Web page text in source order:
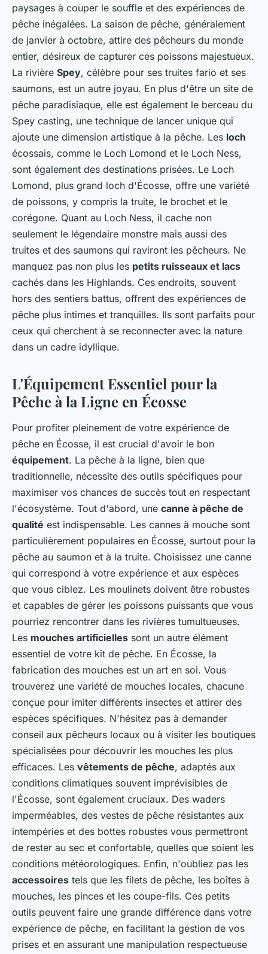
paysages à couper le souffle et des expériences de
pêche inégalées. La saison de pêche, généralement
de janvier à octobre, attire des pêcheurs du monde
entier, désireux de capturer ces poissons majestueux.
La rivière Spey, célèbre pour ses truites fario et ses
saumons, est un autre joyau. En plus d'être un site de
pêche paradisiaque, elle est également le berceau du
Spey casting, une technique de lancer unique qui
ajoute une dimension artistique à la pêche. Les loch
écossais, comme le Loch Lomond et le Loch Ness,
sont également des destinations prisées. Le Loch
Lomond, plus grand loch d'Écosse, offre une variété
de poissons, y compris la truite, le brochet et le
corégone. Quant au Loch Ness, il cache non
seulement le légendaire monstre mais aussi des
truites et des saumons qui raviront les pêcheurs. Ne
manquez pas non plus les petits ruisseaux et lacs
cachés dans les Highlands. Ces endroits, souvent
hors des sentiers battus, offrent des expériences de
pêche plus intimes et tranquilles. Ils sont parfaits pour
ceux qui cherchent à se reconnecter avec la nature
dans un cadre idyllique.
L'Équipement Essentiel pour la
Pêche à la Ligne en Écosse
Pour profiter pleinement de votre expérience de
pêche en Écosse, il est crucial d'avoir le bon
équipement. La pêche à la ligne, bien que
traditionnelle, nécessite des outils spécifiques pour
maximiser vos chances de succès tout en respectant
l'écosystème. Tout d'abord, une canne à pêche de
qualité est indispensable. Les cannes à mouche sont
particulièrement populaires en Écosse, surtout pour la
pêche au saumon et à la truite. Choisissez une canne
qui correspond à votre expérience et aux espèces
que vous ciblez. Les moulinets doivent être robustes
et capables de gérer les poissons puissants que vous
pourriez rencontrer dans les rivières tumultueuses.
Les mouches artificielles sont un autre élément
essentiel de votre kit de pêche. En Écosse, la
fabrication des mouches est un art en soi. Vous
trouverez une variété de mouches locales, chacune
conçue pour imiter différents insectes et attirer des
espèces spécifiques. N'hésitez pas à demander
conseil aux pêcheurs locaux ou à visiter les boutiques
spécialisées pour découvrir les mouches les plus
efficaces. Les vêtements de pêche, adaptés aux
conditions climatiques souvent imprévisibles de
l'Écosse, sont également cruciaux. Des waders
imperméables, des vestes de pêche résistantes aux
intempéries et des bottes robustes vous permettront
de rester au sec et confortable, quelles que soient les
conditions météorologiques. Enfin, n'oubliez pas les
accessoires tels que les filets de pêche, les boîtes à
mouches, les pinces et les coupe-fils. Ces petits
outils peuvent faire une grande différence dans votre
expérience de pêche, en facilitant la gestion de vos
prises et en assurant une manipulation respectueuse